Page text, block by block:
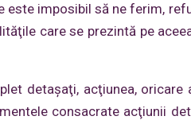
imposibil să ne ferim,
care se prezintă pe
detaşaţi, acţiunea,
consacrate acţiunii